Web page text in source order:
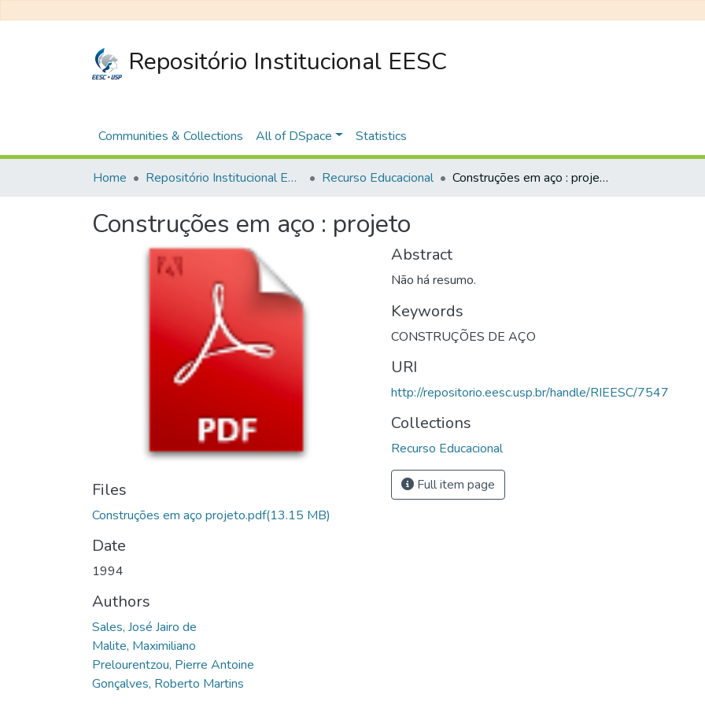
Repositório Institucional EESC
Communities & Collections All of DSpace Statistics
Home Repositório Institucional EESC Recurso Educacional Construções em aço : projeto
Construções em aço : projeto
Files
Construções em aço projeto.pdf(13.15 MB)
Date
1994
Authors
Sales, José Jairo de
Malite, Maximiliano
Prelourentzou, Pierre Antoine
Gonçalves, Roberto Martins
Abstract
Não há resumo.
Keywords
CONSTRUÇÕES DE AÇO
URI
http://repositorio.eesc.usp.br/handle/RIEESC/7547
Collections
Recurso Educacional
Full item page